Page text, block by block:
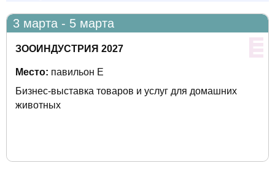
3 марта - 5 марта
ЗООИНДУСТРИЯ 2027
Место: павильон Е
Бизнес-выставка товаров и услуг для домашних
животных